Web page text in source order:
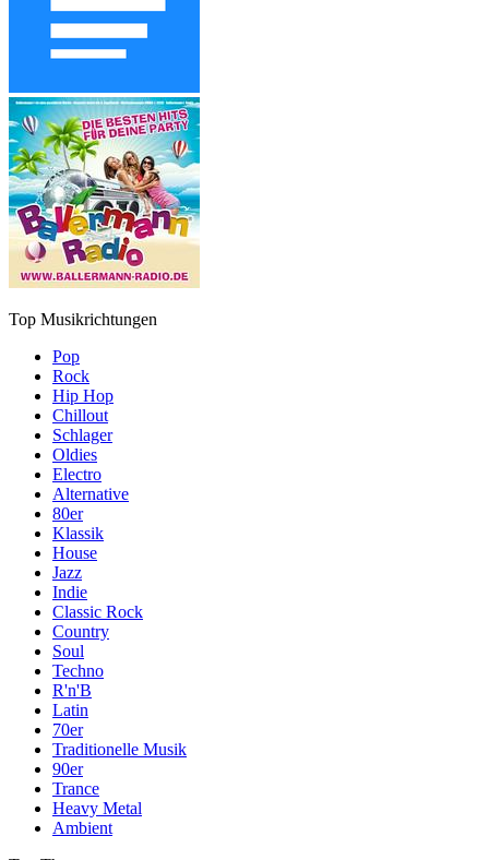
Top Musikrichtungen
Pop
Rock
Hip Hop
Chillout
Schlager
Oldies
Electro
Alternative
80er
Klassik
House
Jazz
Indie
Classic Rock
Country
Soul
Techno
R'n'B
Latin
70er
Traditionelle Musik
90er
Trance
Heavy Metal
Ambient